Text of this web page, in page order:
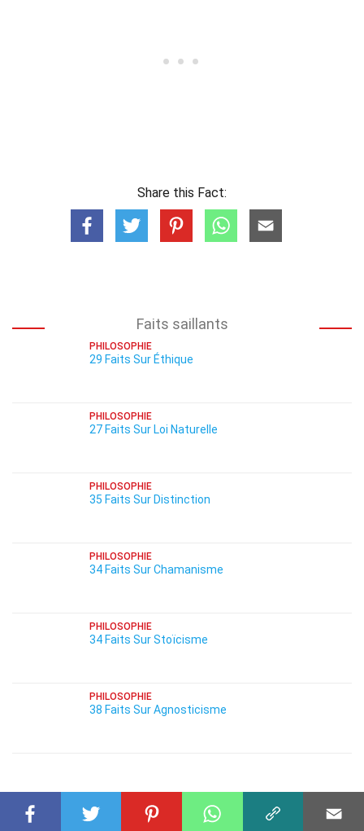
Share this Fact:
Faits saillants
PHILOSOPHIE
29 Faits Sur Éthique
PHILOSOPHIE
27 Faits Sur Loi Naturelle
PHILOSOPHIE
35 Faits Sur Distinction
PHILOSOPHIE
34 Faits Sur Chamanisme
PHILOSOPHIE
34 Faits Sur Stoïcisme
PHILOSOPHIE
38 Faits Sur Agnosticisme